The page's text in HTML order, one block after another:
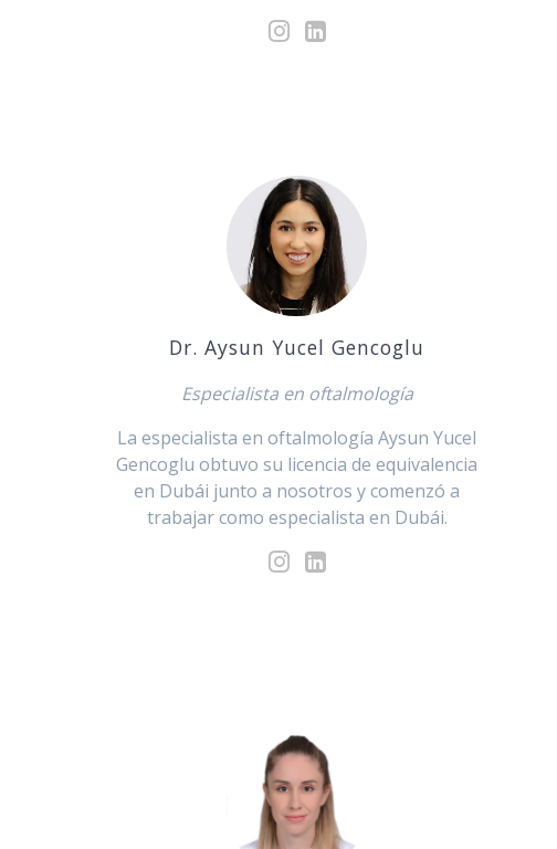
Dr. Aysun Yucel Gencoglu
Especialista en oftalmología
La especialista en oftalmología Aysun Yucel
Gencoglu obtuvo su licencia de equivalencia
en Dubái junto a nosotros y comenzó a
trabajar como especialista en Dubái.